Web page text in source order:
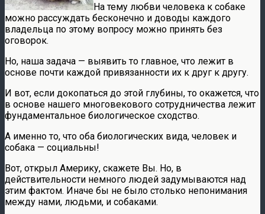
На тему любви человека к собаке
можно рассуждать бесконечно и доводы каждого
владельца по этому вопросу можно принять без
оговорок.
Но, наша задача — выявить то главное, что лежит в
основе почти каждой привязанности их к друг к другу.
И вот, если докопаться до этой глубины, то окажется, что
в основе нашего многовекового сотрудничества лежит
фундаментальное биологическое сходство.
А именно то, что оба биологических вида, человек и
собака — социальны!
Вот, открыл Америку, скажете Вы. Но, в
действительности немного людей задумываются над
этим фактом. Иначе бы не было столько непонимания
между нами, людьми, и собаками.